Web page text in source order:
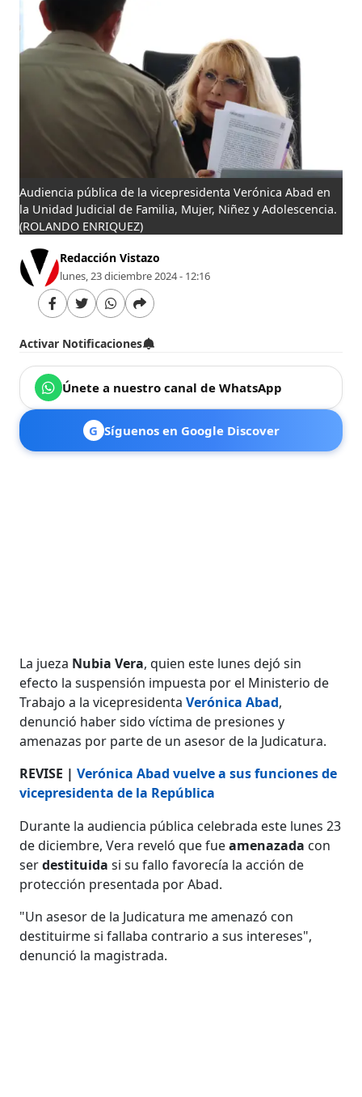
Audiencia pública de la vicepresidenta Verónica Abad en
la Unidad Judicial de Familia, Mujer, Niñez y Adolescencia.
(ROLANDO ENRIQUEZ)
Redacción Vistazo
lunes, 23 diciembre 2024 - 12:16
Activar Notificaciones
Únete a nuestro canal de WhatsApp
G Síguenos en Google Discover
La jueza Nubia Vera, quien este lunes dejó sin
efecto la suspensión impuesta por el Ministerio de
Trabajo a la vicepresidenta Verónica Abad,
denunció haber sido víctima de presiones y
amenazas por parte de un asesor de la Judicatura.
REVISE |Verónica Abad vuelve a sus funciones de
vicepresidenta de la República
Durante la audiencia pública celebrada este lunes 23
de diciembre, Vera reveló que fueamenazada con
serdestituida si su fallo favorecía la acción de
protección presentada por Abad.
"Un asesor de la Judicatura me amenazó con
destituirme si fallaba contrario a sus intereses",
denunció la magistrada.